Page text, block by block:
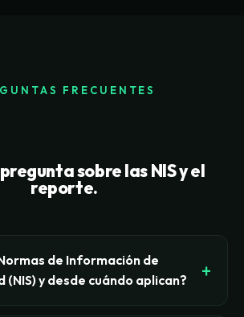
FRECUENTES
sobre las NIS y el
reporte.
de Información de
y desde cuándo aplican?